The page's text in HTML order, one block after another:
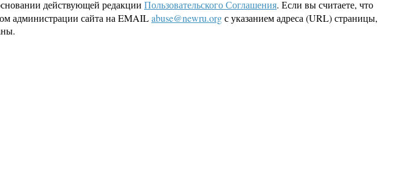
действующей редакции Пользовательского Соглашения. Если вы считаете, что
администрации сайта на EMAILabuse@newru.orgс указанием адреса (URL) страницы,